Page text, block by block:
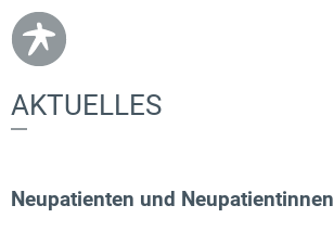
AKTUELLES
Neupatienten und Neupatientinnen